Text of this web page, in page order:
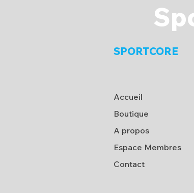
SPORTCORE
Accueil
Boutique
A propos
Espace Membres
Contact